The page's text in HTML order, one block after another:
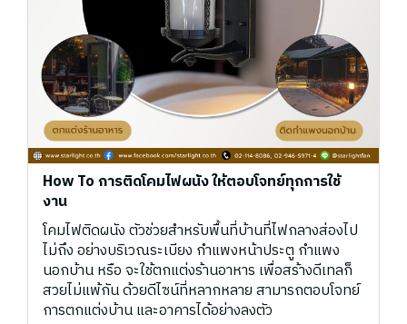
How To การติดโคมไฟผนัง ให้ตอบโจทย์ทุกการใช้
งาน
โคมไฟติดผนัง ตัวช่วยสำหรับพื้นที่บ้านที่ไฟกลางส่องไป
ไม่ถึง อย่างบริเวณระเบียง กำแพงหน้าประตู กำแพง
นอกบ้าน หรือ จะใช้ตกแต่งร้านอาหาร เพื่อสร้างดีเทลก็
สวยไม่แพ้กัน ด้วยดีไซน์ที่หลากหลาย สามารถตอบโจทย์
การตกแต่งบ้าน และอาคารได้อย่างลงตัว